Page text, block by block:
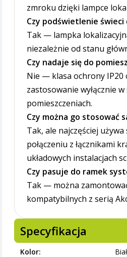
zmroku dzięki lampce
Czy podświetlenie świeci
Tak — lampka
niezależnie od stanu
Czy nadaje się do
Nie — klasa ochrony IP20
zastosowanie wyłącznie w
pomieszczeniach.
Czy można go stosować
Tak, ale najczęściej używa
połączeniu z łącznikami
układowych instalacjach
Czy pasuje do ramek
Tak — można
kompatybilnych z serią
Specyfikacja
Kolor